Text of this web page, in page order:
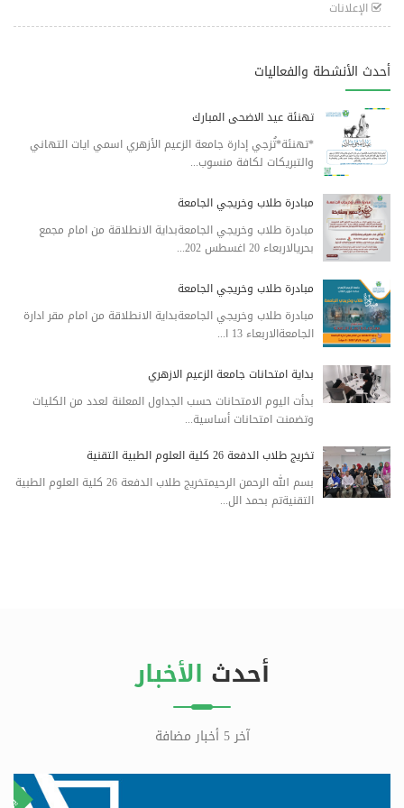
الإعلانات
أحدث الأنشطة والفعاليات
تهنئة عيد الاضحى المبارك
*تهنئة*تُزجي إدارة جامعة الزعيم الأزهري اسمي ايات التهاني
والتبريكات لكافة منسوب...
مبادرة طلاب وخريجي الجامعة
مبادرة طلاب وخريجي الجامعةبداية الانطلاقة من امام مجمع
بحريالاربعاء 20 اغسطس 202...
مبادرة طلاب وخريجي الجامعة
مبادرة طلاب وخريجي الجامعةبداية الانطلاقة من امام مقر ادارة
الجامعةالاربعاء 13 ا...
بداية امتحانات جامعة الزعيم الازهري
بدأت اليوم الامتحانات حسب الجداول المعلنة لعدد من الكليات
وتضمنت امتحانات أساسية...
تخريج طلاب الدفعة 26 كلية العلوم الطبية التقنية
بسم الله الرحمن الرحيمتخريج طلاب الدفعة 26 كلية العلوم الطبية
التقنيةتم بحمد الل...
أحدث الأخبار
آخر 5 أخبار مضافة